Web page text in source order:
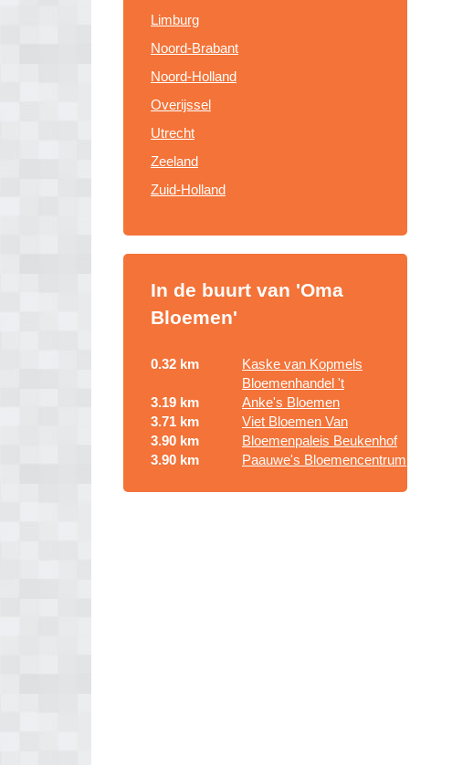
Limburg
Noord-Brabant
Noord-Holland
Overijssel
Utrecht
Zeeland
Zuid-Holland
In de buurt van 'Oma
Bloemen'
0.32 km
Kaske van Kopmels
Bloemenhandel 't
3.19 km
Anke's Bloemen
3.71 km
Viet Bloemen Van
3.90 km
Bloemenpaleis Beukenhof
3.90 km
Paauwe's Bloemencentrum